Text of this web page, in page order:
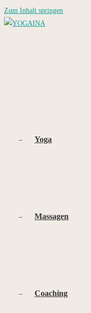
Zum Inhalt springen
Yoga
Massagen
Coaching